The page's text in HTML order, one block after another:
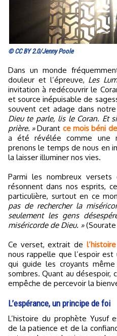
© CC BY 2.0/Jenny Poole
Dans un monde fréquemment assombri par l’injustice, la
douleur et l’épreuve, Les
invitation à redécouvrir le
et source inépuisable de
souvent cet adage dans
Dieu te parle, lis le Coran. Et
prière. »Durant ce mois béni
a été révélée comme une
prenons le temps de nous en
la laisser illuminer nos vies.
Parmi les nombreux
résonnent dans nos esprits,
particulière, surtout en ce
pas de rechercher la
seulement les gens
miséricorde de Dieu. »(Sourate
Ce verset, extrait de
nous rappelle que l’espoir
qui guide les croyants
sombres. Quant au désespoir,
empêche de percevoir la
L’espérance, un principe de foi
L’histoire du prophète Yusuf est une illustration magistrale
de la patience et de la